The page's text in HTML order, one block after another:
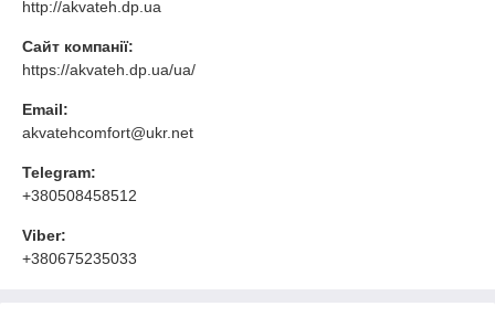
http://akvateh.dp.ua
Сайт компанії:
https://akvateh.dp.ua/ua/
Email:
akvatehcomfort@ukr.net
Telegram:
+380508458512
Viber:
+380675235033